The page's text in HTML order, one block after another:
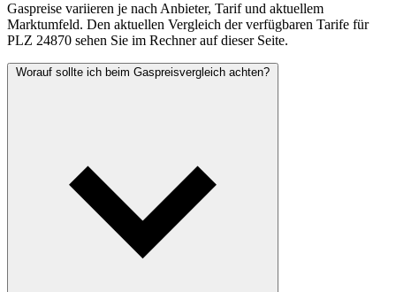
Gaspreise variieren je nach Anbieter, Tarif und aktuellem
Marktumfeld. Den aktuellen Vergleich der verfügbaren Tarife für
PLZ 24870 sehen Sie im Rechner auf dieser Seite.
Worauf sollte ich beim Gaspreisvergleich achten?